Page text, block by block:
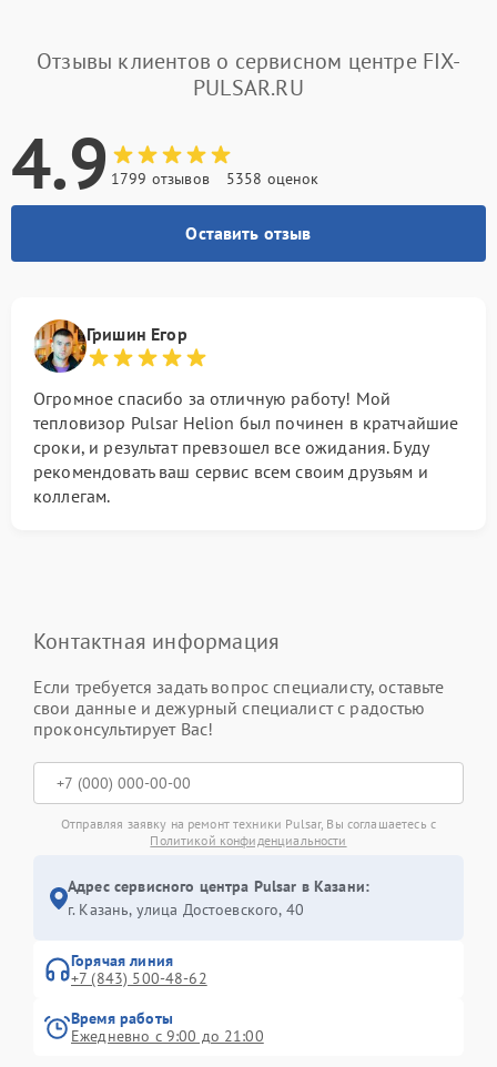
Отзывы клиентов о сервисном центре FIX-
PULSAR.RU
4.9 1799 отзывов 5358 оценок
Оставить отзыв
Гришин Егор
Огромное спасибо за отличную работу! Мой
тепловизор Pulsar Helion был починен в кратчайшие
сроки, и результат превзошел все ожидания. Буду
рекомендовать ваш сервис всем своим друзьям и
коллегам.
Контактная информация
Если требуется задать вопрос специалисту, оставьте
свои данные и дежурный специалист с радостью
проконсультирует Вас!
Отправляя заявку на ремонт техники Pulsar, Вы соглашаетесь с
Политикой конфиденциальности
Адрес сервисного центра Pulsar в Казани:
г. Казань, улица Достоевского, 40
Горячая линия
+7 (843) 500-48-62
Время работы
Ежедневно с 9:00 до 21:00